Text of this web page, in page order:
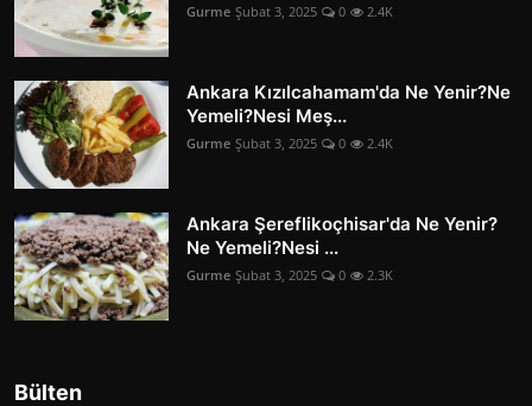
Gurme Şubat 3, 2025 0 2.4K
Ankara Kızılcahamam'da Ne Yenir?Ne
Yemeli?Nesi Meş...
Gurme Şubat 3, 2025 0 2.4K
Ankara Şereflikoçhisar'da Ne Yenir?
Ne Yemeli?Nesi ...
Gurme Şubat 3, 2025 0 2.3K
Bülten